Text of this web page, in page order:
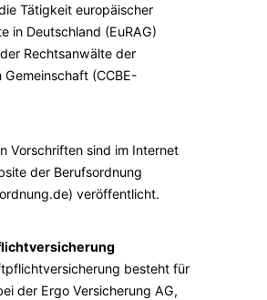
Tätigkeit europäischer
in Deutschland (EuRAG)
Rechtsanwälte der
Gemeinschaft (CCBE-
Vorschriften sind im Internet
der Berufsordnung
veröffentlicht.
besteht für
der Ergo Versicherung AG,